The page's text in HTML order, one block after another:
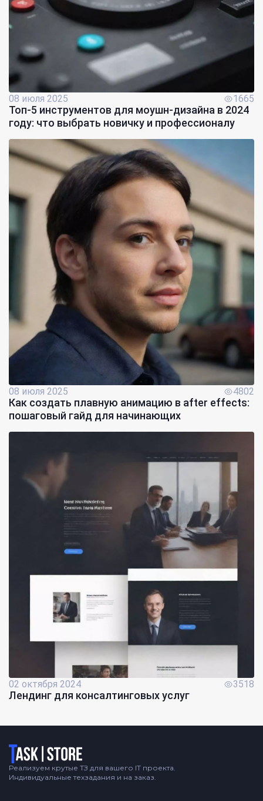
08 июля 2025 1665
Топ-5 инструментов для моушн-дизайна в 2024
году: что выбрать новичку и профессионалу
08 июля 2025 4802
Как создать плавную анимацию в after effects:
пошаговый гайд для начинающих
02 октября 2024 3518
Лендинг для консалтинговых услуг
Логотип
Реализуем крутые ТЗ для вашего IT проекта.
Индивидуальные техзадания и на заказ.